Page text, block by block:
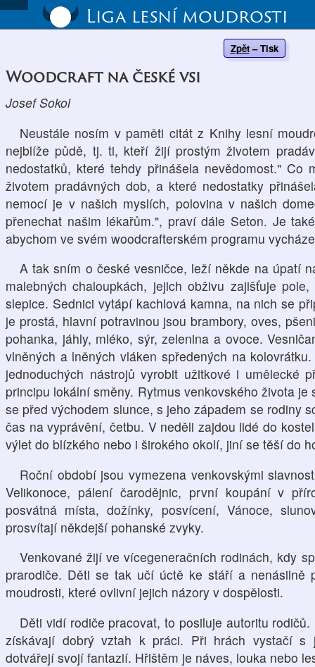
Liga lesní moudrosti
Zpět – Tisk
Woodcraft na české vsi
Josef Sokol
Neustále nosím v paměti citát z Knihy lesní
nejblíže půdě, tj. ti, kteří žijí prostým životem
nedostatků, které tehdy přinášela nevědomost."
životem pradávných dob, a které nedostatky
nemocí je v našich myslích, polovina v našich
přenechat našim lékařům.", praví dále Seton. Je
abychom ve svém woodcrafterském programu
A tak sním o české vesničce, leží někde na úpatí
malebných chaloupkách, jejich obživu zajišťuje
slepice. Sednici vytápí kachlová kamna, na nich se
je prostá, hlavní potravinou jsou brambory, oves,
pohanka, jáhly, mléko, sýr, zelenina a ovoce.
vlněných a lněných vláken spředených na
jednoduchých nástrojů vyrobit užitkové i umělecké
principu lokální směny. Rytmus venkovského života
se před východem slunce, s jeho západem se rodiny
čas na vyprávění, četbu. V neděli zajdou lidé do
výlet do blízkého nebo i širokého okolí, jiní se těší do
Roční období jsou vymezena venkovskými
Velikonoce, pálení čarodějnic, první koupání v
posvátná místa, dožínky, posvícení, Vánoce,
prosvítají někdejší pohanské zvyky.
Venkované žijí ve vícegeneračních rodinách, kdy
prarodiče. Děti se tak učí úctě ke stáří a nenásilně
moudrosti, které ovlivní jejich názory v dospělosti.
Děti vidí rodiče pracovat, to posiluje autoritu
získávají dobrý vztah k práci. Při hrách vystačí s
dotvářejí svojí fantazií. Hřištěm je náves, louka nebo